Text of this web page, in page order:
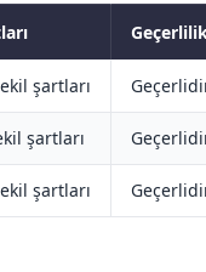
şartları
şartları
şartları